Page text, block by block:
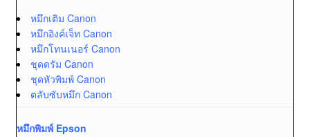
หมึกเติม Canon
หมึกอิงค์เจ็ท Canon
หมึกโทนเนอร์ Canon
ชุดดรัม Canon
ชุดหัวพิมพ์ Canon
ตลับซับหมึก Canon
หมึกพิมพ์ Epson